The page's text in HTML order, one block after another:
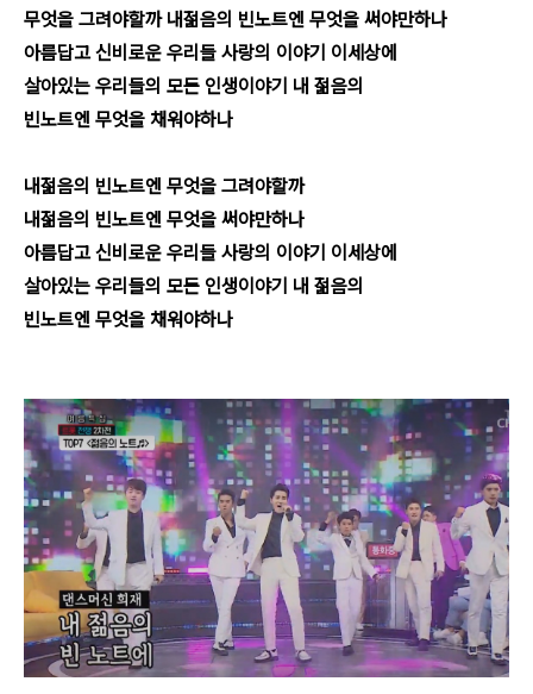
무엇을 그려야할까 내젊음의 빈노트엔 무엇을 써야만하나
아름답고 신비로운 우리들 사랑의 이야기 이세상에
살아있는 우리들의 모든 인생이야기 내 젊음의
빈노트엔 무엇을 채워야하나
내젊음의 빈노트엔 무엇을 그려야할까
내젊음의 빈노트엔 무엇을 써야만하나
아름답고 신비로운 우리들 사랑의 이야기 이세상에
살아있는 우리들의 모든 인생이야기 내 젊음의
빈노트엔 무엇을 채워야하나